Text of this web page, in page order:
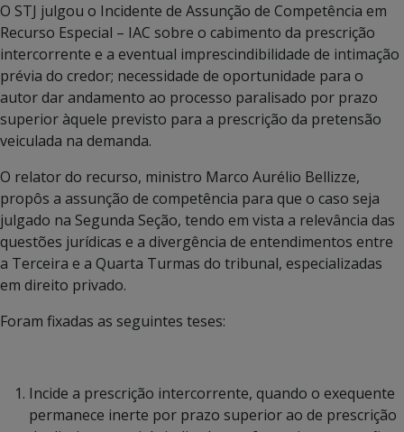
O STJ julgou o Incidente de Assunção de Competência em
Recurso Especial – IAC sobre o cabimento da prescrição
intercorrente e a eventual imprescindibilidade de intimação
prévia do credor; necessidade de oportunidade para o
autor dar andamento ao processo paralisado por prazo
superior àquele previsto para a prescrição da pretensão
veiculada na demanda.
O relator do recurso, ministro Marco Aurélio Bellizze,
propôs a assunção de competência para que o caso seja
julgado na Segunda Seção, tendo em vista a relevância das
questões jurídicas e a divergência de entendimentos entre
a Terceira e a Quarta Turmas do tribunal, especializadas
em direito privado.
Foram fixadas as seguintes teses:
Incide a prescrição intercorrente, quando o exequente
permanece inerte por prazo superior ao de prescrição